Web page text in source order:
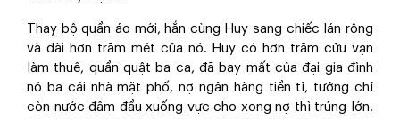
Thay bộ quần áo mới, hắn cùng Huy sang chiếc lán rộng
và dài hơn trăm mét của nó. Huy có hơn trăm cửu vạn
làm thuê, quần quật ba ca, đã bay mất của đại gia đình
nó ba cái nhà mặt phố, nợ ngân hàng tiền tỉ, tưởng chỉ
còn nước đâm đầu xuống vực cho xong nợ thì trúng lớn.